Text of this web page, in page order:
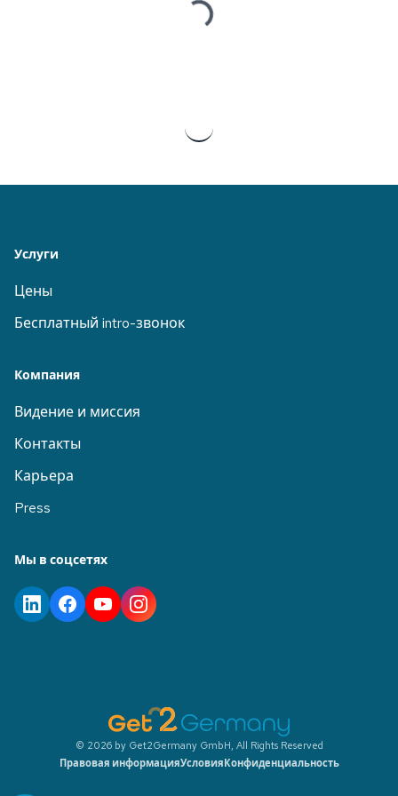
Loading...
Услуги
Цены
Бесплатный intro-звонок
Компания
Видение и миссия
Контакты
Карьера
Press
Мы в соцсетях
© 2026 by Get2Germany GmbH, All Rights Reserved
Правовая информацияУсловия Конфиденциальность